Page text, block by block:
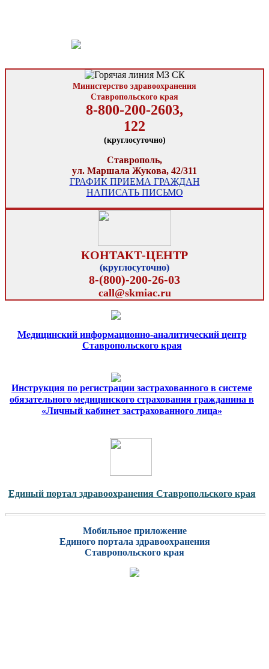
Министерство здравоохранения
Ставропольского края
8-800-200-2603,
122
(круглосуточно)
Ставрополь,
ул. Маршала Жукова, 42/311
ГРАФИК ПРИЕМА ГРАЖДАН
НАПИСАТЬ ПИСЬМО
КОНТАКТ-ЦЕНТР
(круглосуточно)
8-(800)-200-26-03
call@skmiac.ru
Медицинский информационно-аналитический центр
Ставропольского края
Инструкция по регистрации застрахованного в системе
обязательного медицинского страхования гражданина в
«Личный кабинет застрахованного лица»
Единый портал здравоохранения Ставропольского края
Мобильное приложение
Единого портала здравоохранения
Ставропольского края